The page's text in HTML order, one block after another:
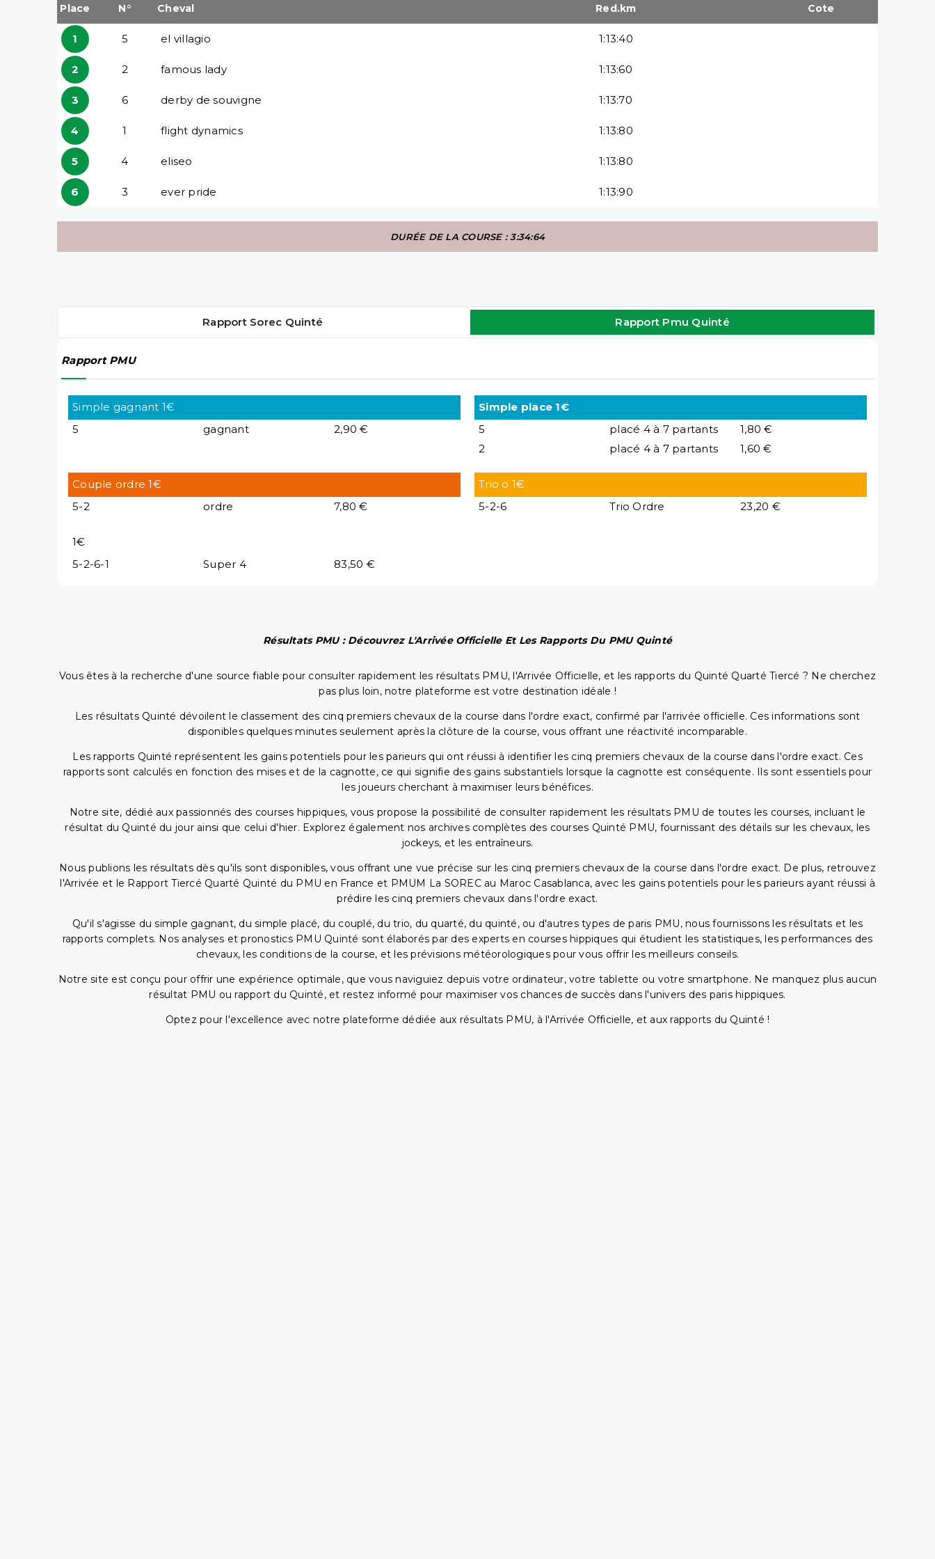
Place N° Cheval Red.km Cote
1 5 el villagio 1:13:40
2 2 famous lady 1:13:60
3 6 derby de souvigne 1:13:70
4 1 flight dynamics 1:13:80
5 4 eliseo 1:13:80
6 3 ever pride 1:13:90
DURÉE DE LA COURSE : 3:34:64
Rapport Sorec Quinté Rapport Pmu Quinté
Rapport PMU
Simple gagnant 1€
5
gagnant 2,90 €
Simple place 1€
5
placé 4 à 7 partants
1,80 €
2
placé 4 à 7 partants 1,60 €
Couple ordre 1€
5-2
ordre 7,80 €
Trio o 1€
5-2-6
Trio Ordre 23,20 €
1€
5-2-6-1
Super 4 83,50 €
Résultats PMU : Découvrez L'Arrivée Officielle Et Les Rapports Du PMU Quinté
Vous êtes à la recherche d'une source fiable pour consulter rapidement les résultats PMU, l'Arrivée Officielle, et les rapports du Quinté Quarté Tiercé ? Ne cherchez
pas plus loin, notre plateforme est votre destination idéale !
Les résultats Quinté dévoilent le classement des cinq premiers chevaux de la course dans l'ordre exact, confirmé par l'arrivée officielle. Ces informations sont
disponibles quelques minutes seulement après la clôture de la course, vous offrant une réactivité incomparable.
Les rapports Quinté représentent les gains potentiels pour les parieurs qui ont réussi à identifier les cinq premiers chevaux de la course dans l'ordre exact. Ces
rapports sont calculés en fonction des mises et de la cagnotte, ce qui signifie des gains substantiels lorsque la cagnotte est conséquente. Ils sont essentiels pour
les joueurs cherchant à maximiser leurs bénéfices.
Notre site, dédié aux passionnés des courses hippiques, vous propose la possibilité de consulter rapidement les résultats PMU de toutes les courses, incluant le
résultat du Quinté du jour ainsi que celui d'hier. Explorez également nos archives complètes des courses Quinté PMU, fournissant des détails sur les chevaux, les
jockeys, et les entraîneurs.
Nous publions les résultats dès qu'ils sont disponibles, vous offrant une vue précise sur les cinq premiers chevaux de la course dans l'ordre exact. De plus, retrouvez
l'Arrivée et le Rapport Tiercé Quarté Quinté du PMU en France et PMUM La SOREC au Maroc Casablanca, avec les gains potentiels pour les parieurs ayant réussi à
prédire les cinq premiers chevaux dans l'ordre exact.
Qu'il s'agisse du simple gagnant, du simple placé, du couplé, du trio, du quarté, du quinté, ou d'autres types de paris PMU, nous fournissons les résultats et les
rapports complets. Nos analyses et pronostics PMU Quinté sont élaborés par des experts en courses hippiques qui étudient les statistiques, les performances des
chevaux, les conditions de la course, et les prévisions météorologiques pour vous offrir les meilleurs conseils.
Notre site est conçu pour offrir une expérience optimale, que vous naviguiez depuis votre ordinateur, votre tablette ou votre smartphone. Ne manquez plus aucun
résultat PMU ou rapport du Quinté, et restez informé pour maximiser vos chances de succès dans l'univers des paris hippiques.
Optez pour l'excellence avec notre plateforme dédiée aux résultats PMU, à l'Arrivée Officielle, et aux rapports du Quinté !